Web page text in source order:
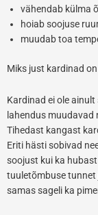
vähendab külma
hoiab soojuse
muudab toa
Miks just kardinad
Kardinad ei ole
lahendus muudavad
Tihedast kangast
Eriti hästi sobivad
soojust kui ka
tuuletõmbuse tunnet
samas sageli ka